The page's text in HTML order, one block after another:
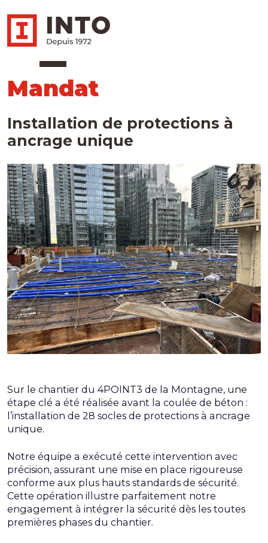
Mandat
Installation de protections à
ancrage unique
Sur le chantier du 4POINT3 de la Montagne, une
étape clé a été réalisée avant la coulée de béton :
l’installation de 28 socles de protections à ancrage
unique.
Notre équipe a exécuté cette intervention avec
précision, assurant une mise en place rigoureuse
conforme aux plus hauts standards de sécurité.
Cette opération illustre parfaitement notre
engagement à intégrer la sécurité dès les toutes
premières phases du chantier.